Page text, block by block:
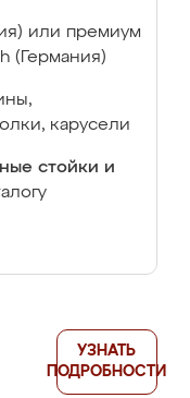
или премиум
(Германия)
карусели
стойки и
УЗНАТЬ
ПОДРОБНОСТИ